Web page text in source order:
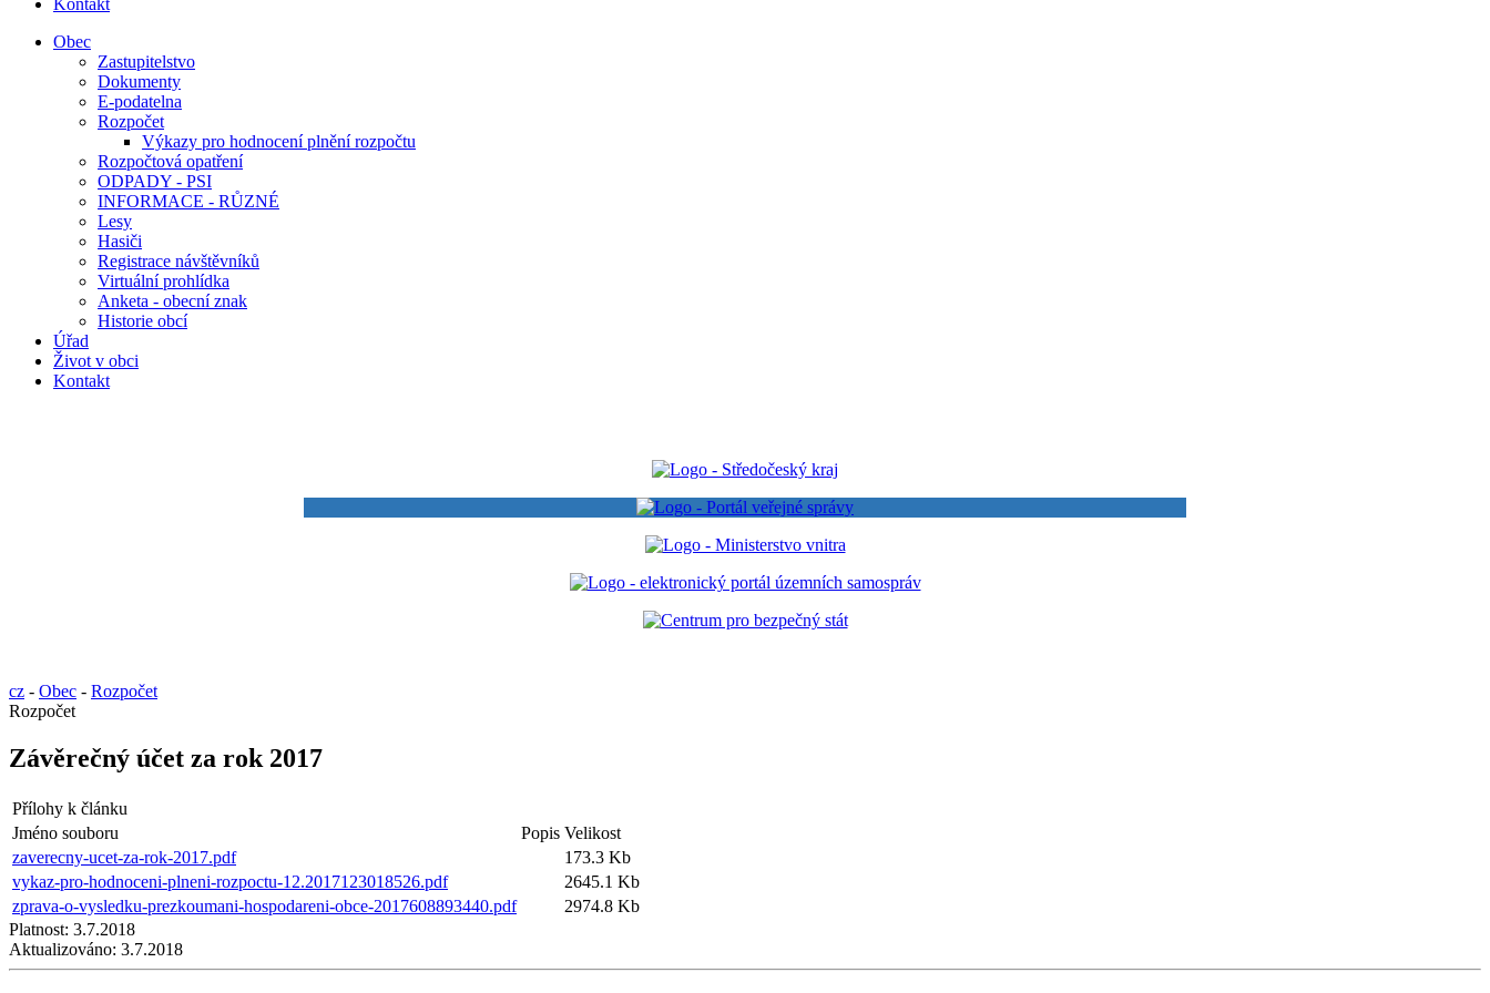
Obec
Zastupitelstvo
Dokumenty
E-podatelna
Rozpočet
Výkazy pro hodnocení plnění rozpočtu
Rozpočtová opatření
ODPADY - PSI
INFORMACE - RŮZNÉ
Lesy
Hasiči
Registrace návštěvníků
Virtuální prohlídka
Anketa - obecní znak
Historie obcí
Úřad
Život v obci
Kontakt
cz - Obec - Rozpočet
Rozpočet
Závěrečný účet za rok 2017
Přílohy k článku
Jméno souboru
Popis Velikost
zaverecny-ucet-za-rok-2017.pdf
173.3 Kb
vykaz-pro-hodnoceni-plneni-rozpoctu-12.2017123018526.pdf
2645.1 Kb
zprava-o-vysledku-prezkoumani-hospodareni-obce-2017608893440.pdf
2974.8 Kb
Platnost: 3.7.2018
Aktualizováno: 3.7.2018